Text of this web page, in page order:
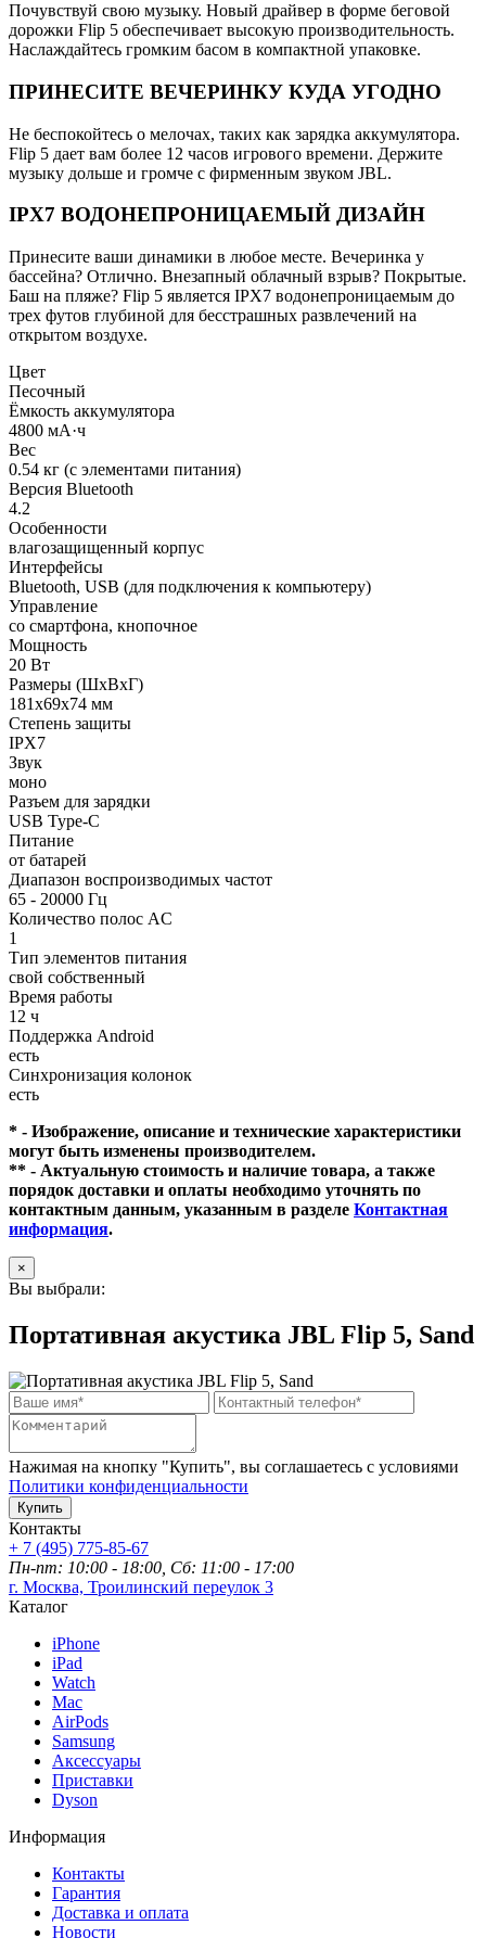
Почувствуй свою музыку. Новый драйвер в форме беговой
дорожки Flip 5 обеспечивает высокую производительность.
Наслаждайтесь громким басом в компактной упаковке.
ПРИНЕСИТЕ ВЕЧЕРИНКУ КУДА УГОДНО
Не беспокойтесь о мелочах, таких как зарядка аккумулятора.
Flip 5 дает вам более 12 часов игрового времени. Держите
музыку дольше и громче с фирменным звуком JBL.
IPX7 ВОДОНЕПРОНИЦАЕМЫЙ ДИЗАЙН
Принесите ваши динамики в любое месте. Вечеринка у
бассейна? Отлично. Внезапный облачный взрыв? Покрытые.
Баш на пляже? Flip 5 является IPX7 водонепроницаемым до
трех футов глубиной для бесстрашных развлечений на
открытом воздухе.
Цвет
Песочный
Ёмкость аккумулятора
4800 мА·ч
Вес
0.54 кг (с элементами питания)
Версия Bluetooth
4.2
Особенности
влагозащищенный корпус
Интерфейсы
Bluetooth, USB (для подключения к компьютеру)
Управление
со смартфона, кнопочное
Мощность
20 Вт
Размеры (ШxВxГ)
181x69x74 мм
Степень защиты
IPX7
Звук
моно
Разъем для зарядки
USB Type-C
Питание
от батарей
Диапазон воспроизводимых частот
65 - 20000 Гц
Количество полос AC
1
Тип элементов питания
свой собственный
Время работы
12 ч
Поддержка Android
есть
Синхронизация колонок
есть
* - Изображение, описание и технические характеристики
могут быть изменены производителем.
** - Актуальную стоимость и наличие товара, а также
порядок доставки и оплаты необходимо уточнять по
контактным данным, указанным в разделе Контактная
информация.
×
Вы выбрали:
Портативная акустика JBL Flip 5, Sand
Нажимая на кнопку "Купить", вы соглашаетесь с условиями
Политики конфиденциальности
Купить
Контакты
+ 7 (495) 775-85-67
Пн-пт: 10:00 - 18:00, Сб: 11:00 - 17:00
г. Москва, Троилинский переулок 3
Каталог
iPhone
iPad
Watch
Mac
AirPods
Samsung
Аксессуары
Приставки
Dyson
Информация
Контакты
Гарантия
Доставка и оплата
Новости